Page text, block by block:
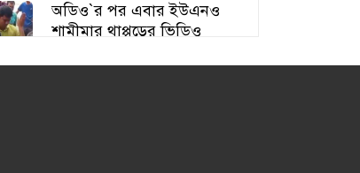
অডিও‍‍`র পর এবার ইউএনও
শামীমার থাপ্পড়ের ভিডিও